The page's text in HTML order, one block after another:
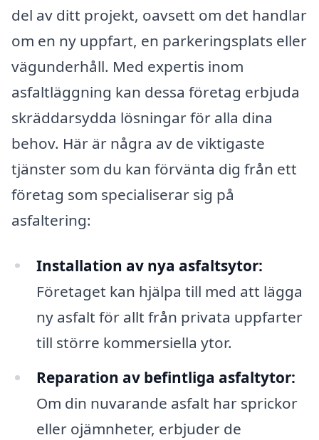
del av ditt projekt, oavsett om det handlar
om en ny uppfart, en parkeringsplats eller
vägunderhåll. Med expertis inom
asfaltläggning kan dessa företag erbjuda
skräddarsydda lösningar för alla dina
behov. Här är några av de viktigaste
tjänster som du kan förvänta dig från ett
företag som specialiserar sig på
asfaltering:
Installation av nya asfaltsytor:
Företaget kan hjälpa till med att lägga
ny asfalt för allt från privata uppfarter
till större kommersiella ytor.
Reparation av befintliga asfaltytor:
Om din nuvarande asfalt har sprickor
eller ojämnheter, erbjuder de